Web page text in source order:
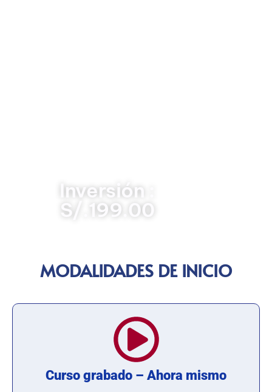
Inversión :
S/.199.00
MODALIDADES DE INICIO
Curso grabado – Ahora mismo